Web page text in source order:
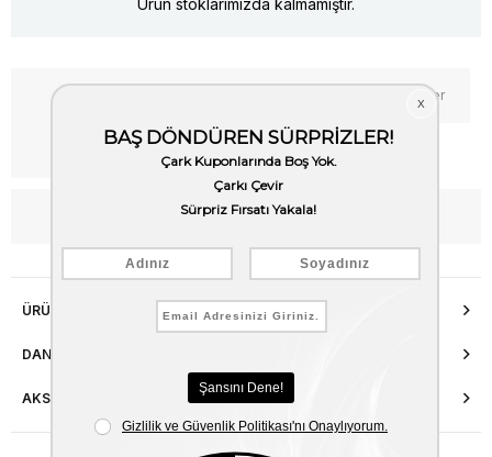
Ürün stoklarımızda kalmamıştır.
Fiyat Düşünce Haber Ver
Kargo Bedava
WhatsApp’tan Bilgi Al
ÜRÜN ÖZELLIKLERI
DANIŞMA HATTI
AKSESUAR ONARIMI